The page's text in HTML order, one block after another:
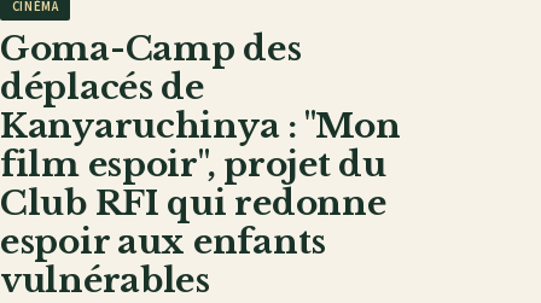
CINÉMA
Goma-Camp des
déplacés de
Kanyaruchinya : "Mon
film espoir", projet du
Club RFI qui redonne
espoir aux enfants
vulnérables